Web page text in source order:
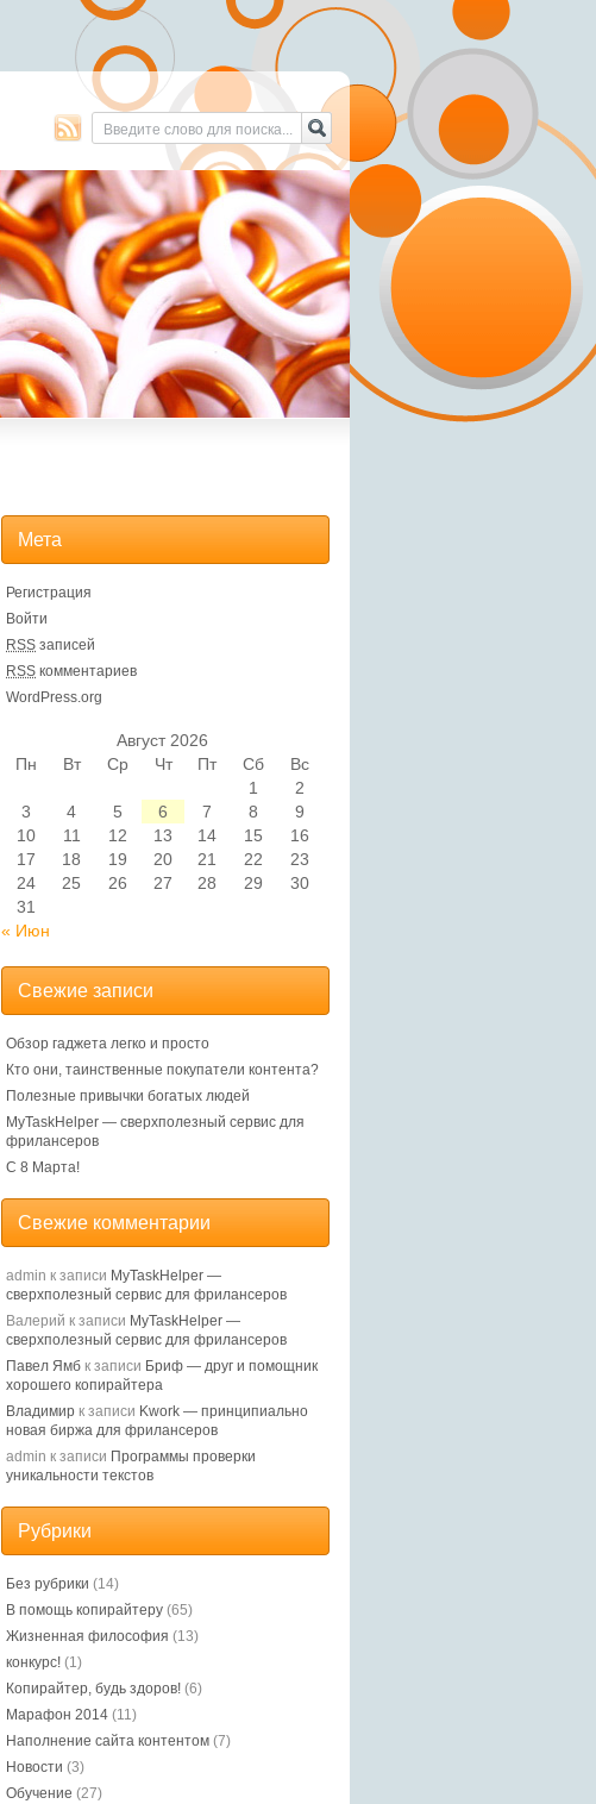
Мета
Регистрация
Войти
RSS записей
RSS комментариев
WordPress.org
Август 2026
Пн
Вт Ср Чт Пт Сб Вс
« Июн
1
2
3
4 5 6 7 8
9
10
11 12 13 14 15
16
17
18 19 20 21 22
23
24
25 26 27 28 29
30
31
Свежие записи
Обзор гаджета легко и просто
Кто они, таинственные покупатели контента?
Полезные привычки богатых людей
MyTaskHelper — сверхполезный сервис для
фрилансеров
С 8 Марта!
Свежие комментарии
admin к записи MyTaskHelper —
сверхполезный сервис для фрилансеров
Валерий к записи MyTaskHelper —
сверхполезный сервис для фрилансеров
Павел Ямб к записи Бриф — друг и помощник
хорошего копирайтера
Владимир к записи Kwork — принципиально
новая биржа для фрилансеров
admin к записи Программы проверки
уникальности текстов
Рубрики
Без рубрики (14)
В помощь копирайтеру (65)
Жизненная философия (13)
конкурс! (1)
Копирайтер, будь здоров! (6)
Марафон 2014 (11)
Наполнение сайта контентом (7)
Новости (3)
Обучение (27)